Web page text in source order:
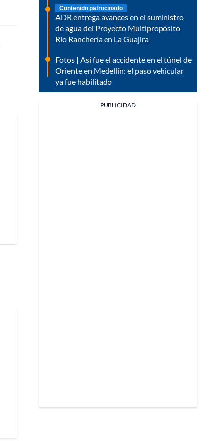
Contenido patrocinado
ADR entrega avances en el suministro
de agua del Proyecto Multipropósito
Río Ranchería en La Guajira
Fotos | Así fue el accidente en el túnel de
Oriente en Medellín: el paso vehicular
ya fue habilitado
PUBLICIDAD